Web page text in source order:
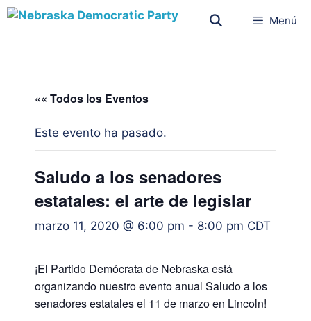
Menú
«« Todos los Eventos
Este evento ha pasado.
Saludo a los senadores
estatales: el arte de legislar
marzo 11, 2020 @ 6:00 pm - 8:00 pm CDT
¡El Partido Demócrata de Nebraska está
organizando nuestro evento anual Saludo a los
senadores estatales el 11 de marzo en Lincoln!